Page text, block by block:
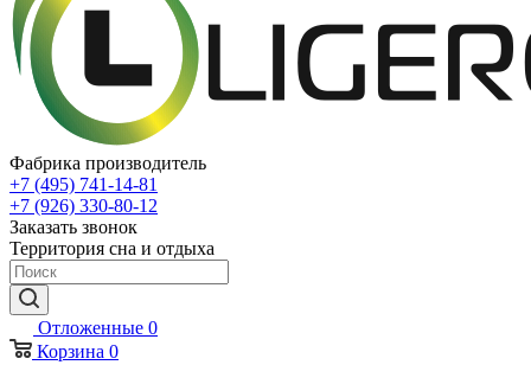
Фабрика производитель
+7 (495) 741-14-81
+7 (926) 330-80-12
Заказать звонок
Территория сна и отдыха
Отложенные 0
Корзина 0